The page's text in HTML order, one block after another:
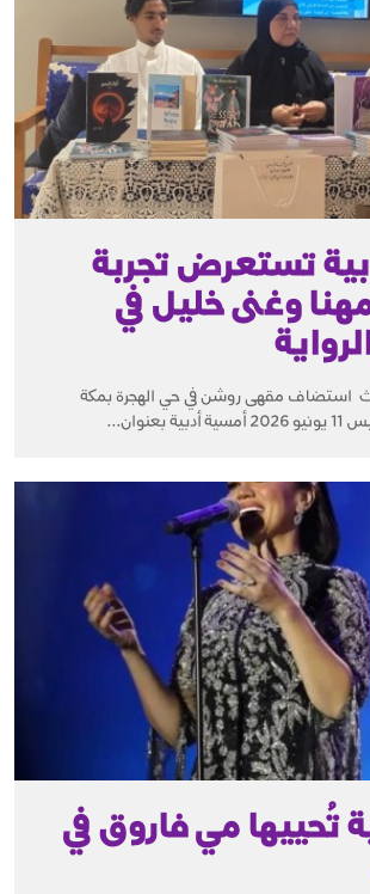
تستعرض تجربة
وغنى خليل في
استضاف مقهى روشن في حي الهجرة بمكة
تُحييها مي فاروق في